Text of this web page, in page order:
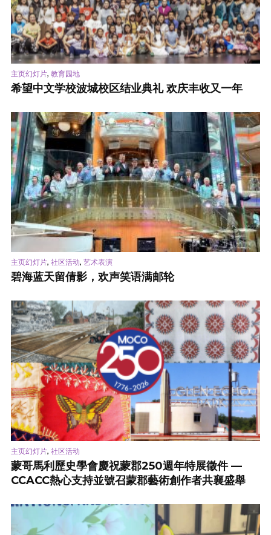
主页幻灯片, 教育园地
希望中文学校波城校区结业典礼 欢庆丰收又一年
主页幻灯片, 社区活动, 艺术表演
碧海蓝天留倩影，欢声笑语满邮轮
主页幻灯片, 社区活动
蒙哥馬利歷史學會慶祝蒙郡250週年特展徵件 —
CCACC熱心支持並號召蒙郡藝術創作者共襄盛舉